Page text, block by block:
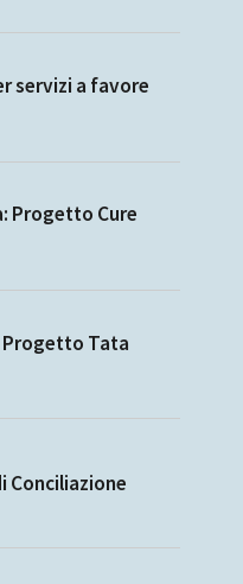
servizi a favore
Progetto Cure
Progetto Tata
Conciliazione